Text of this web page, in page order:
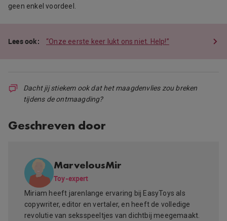
geen enkel voordeel.
“Onze eerste keer lukt ons niet. Help!”
Dacht jij stiekem ook dat het maagdenvlies zou breken
tijdens de ontmaagding?
Geschreven door
MarvelousMir
Toy-expert
Miriam heeft jarenlange ervaring bij EasyToys als
copywriter, editor en vertaler, en heeft de volledige
revolutie van seksspeeltjes van dichtbij meegemaakt.